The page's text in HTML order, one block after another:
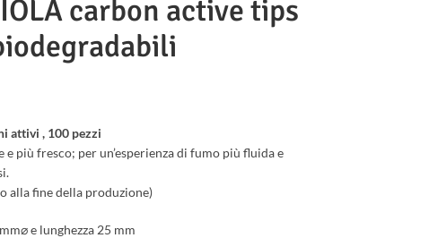
carbon active tips
attivi , 100 pezzi
più fresco; per un’esperienza di fumo più fluida e
alla fine della produzione)
e lunghezza 25 mm